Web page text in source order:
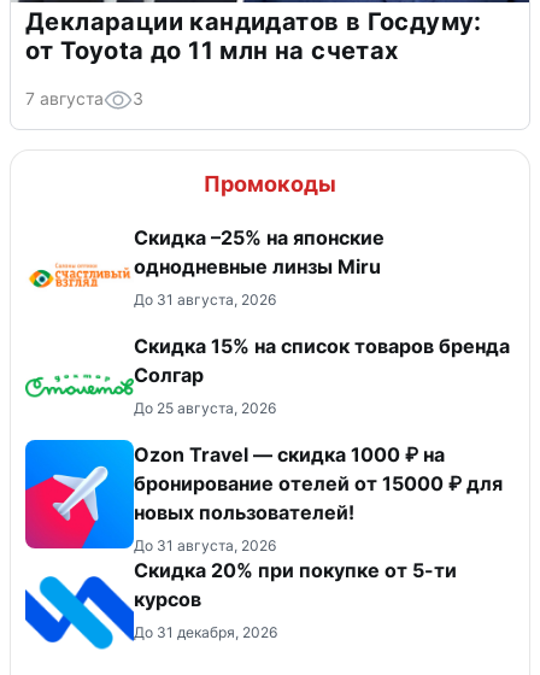
Декларации кандидатов в Госдуму:
от Toyota до 11 млн на счетах
7 августа 3
Промокоды
Скидка –25% на японские
однодневные линзы Miru
До 31 августа, 2026
Скидка 15% на список товаров бренда
Солгар
До 25 августа, 2026
Ozon Travel — скидка 1000 ₽ на
бронирование отелей от 15000 ₽ для
новых пользователей!
До 31 августа, 2026
Скидка 20% при покупке от 5-ти
курсов
До 31 декабря, 2026